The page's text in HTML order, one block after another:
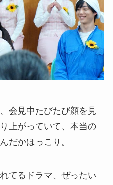
会見中たびたび顔を見
上がっていて、本当の
だかほっこり。
てるドラマ、ぜったい